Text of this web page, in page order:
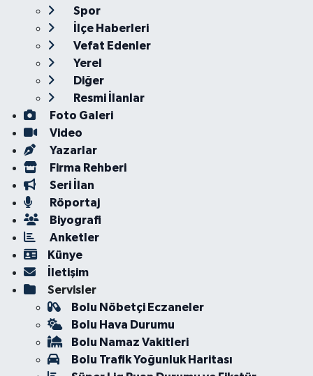
Spor
İlçe Haberleri
Vefat Edenler
Yerel
Diğer
Resmi İlanlar
Foto Galeri
Video
Yazarlar
Firma Rehberi
Seri İlan
Röportaj
Biyografi
Anketler
Künye
İletişim
Servisler
Bolu Nöbetçi Eczaneler
Bolu Hava Durumu
Bolu Namaz Vakitleri
Bolu Trafik Yoğunluk Haritası